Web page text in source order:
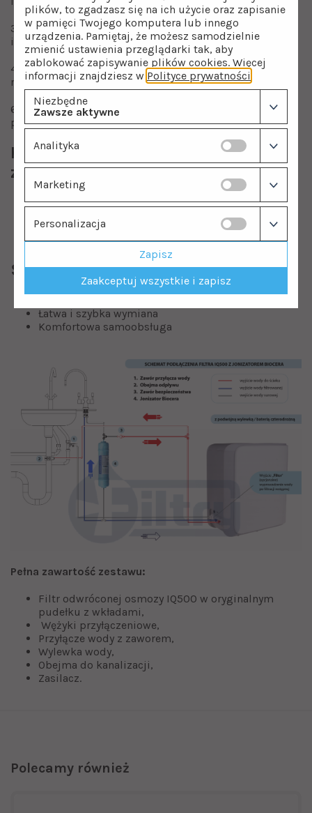
3. Poprawia smak i zapach wody, usuwa chlor
i zanieczyszczenia organiczne (wymiana co 6-12 mies.)
4-5. Usuwają bakterie, metale ciężkie, zanieczyszczenia
rozpuszczone w wodzie (wymiana co 12-24 mies.)
6. Poprawia smak i zapach wody ostatecznie przed
podaniem (wymiana co 6-12 mies.)
Koszty eksploatacyjne filtra
z osmozą IQ500
Cenę i specyfikacje zestawu4 wymiennych
2 membrany RO,
wymienne co 12-24 miesięcy
kupiszTUTAJ.
System szybkiej wymiany wkładów:
Łatwa i szybka wymiana
Komfortowa samoobsługa
Pełna zawartość zestawu:
Filtr odwróconej osmozy IQ500 w oryginalnym
pudełku z wkładami,
Wężyki przyłączeniowe,
Przyłącze wody z zaworem,
Wylewka wody,
Obejma do kanalizacji,
Zasilacz.
Polecamy również
plików, to zgadzasz się na ich użycie oraz zapisanie
w pamięci Twojego komputera lub innego
urządzenia. Pamiętaj, że możesz samodzielnie
zmienić ustawienia przeglądarki tak, aby
zablokować zapisywanie plików cookies. Więcej
informacji znajdziesz w Polityce prywatności
Niezbędne
Zawsze aktywne
Analityka
Marketing
Personalizacja
Zapisz
Zaakceptuj wszystkie i zapisz